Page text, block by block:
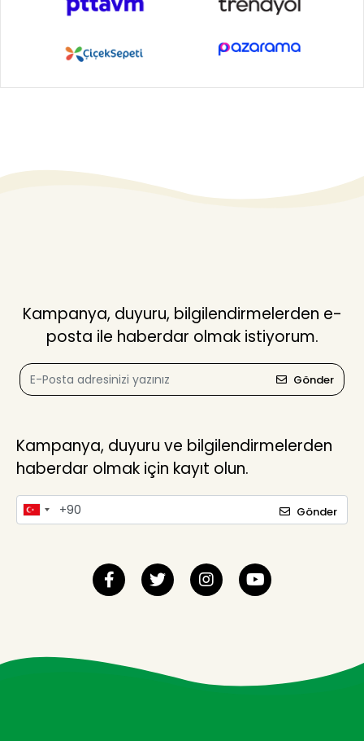
Kampanya, duyuru, bilgilendirmelerden e-
posta ile haberdar olmak istiyorum.
Gönder
Kampanya, duyuru ve bilgilendirmelerden
haberdar olmak için kayıt olun.
Gönder